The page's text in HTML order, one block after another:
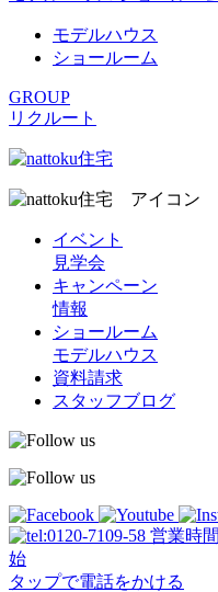
モデルハウス
ショールーム
GROUP
リクルート
イベント
見学会
キャンペーン
情報
ショールーム
モデルハウス
資料請求
スタッフブログ
営業時
始
タップで電話をかける